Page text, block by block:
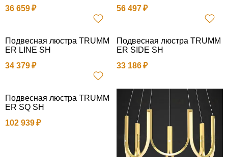
36 659
56 497
Подвесная люстра TRUMM
ER LINE SH
34 379
Подвесная люстра TRUMM
ER SIDE SH
33 186
Подвесная люстра TRUMM
ER SQ SH
102 939